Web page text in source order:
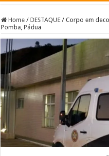
Home / DESTAQUE / Corpo em
Pomba, Pádua